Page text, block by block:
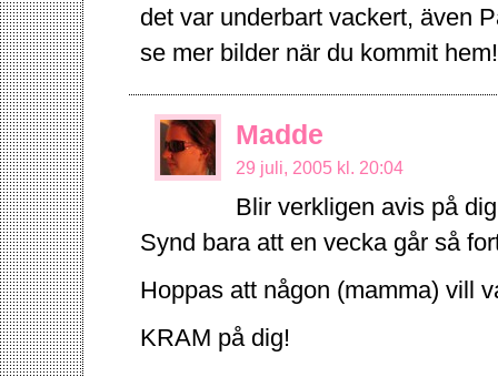
det var underbart vackert, även
se mer bilder när du kommit hem!
Madde
29 juli, 2005 kl. 20:04
Blir verkligen avis på
Synd bara att en vecka går så
Hoppas att någon (mamma) vill
KRAM på dig!